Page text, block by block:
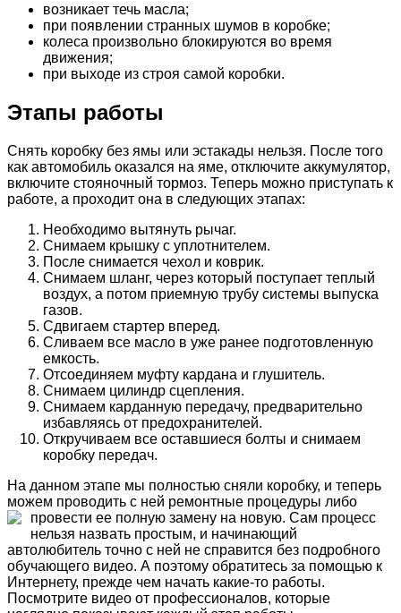
возникает течь масла;
при появлении странных шумов в коробке;
колеса произвольно блокируются во время
движения;
при выходе из строя самой коробки.
Этапы работы
Снять коробку без ямы или эстакады нельзя. После того
как автомобиль оказался на яме, отключите аккумулятор,
включите стояночный тормоз. Теперь можно приступать к
работе, а проходит она в следующих этапах:
Необходимо вытянуть рычаг.
Снимаем крышку с уплотнителем.
После снимается чехол и коврик.
Снимаем шланг, через который поступает теплый
воздух, а потом приемную трубу системы выпуска
газов.
Сдвигаем стартер вперед.
Сливаем все масло в уже ранее подготовленную
емкость.
Отсоединяем муфту кардана и глушитель.
Снимаем цилиндр сцепления.
Снимаем карданную передачу, предварительно
избавляясь от предохранителей.
Откручиваем все оставшиеся болты и снимаем
коробку передач.
На данном этапе мы полностью сняли коробку, и теперь
можем проводить с ней ремонтные процедуры либо
провести ее полную замену на новую. Сам процесс
нельзя назвать простым, и начинающий
автолюбитель точно с ней не справится без подробного
обучающего видео. А поэтому обратитесь за помощью к
Интернету, прежде чем начать какие-то работы.
Посмотрите видео от профессионалов, которые